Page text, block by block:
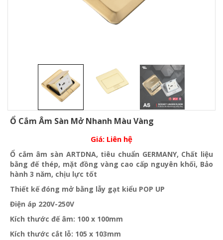
Ổ Cắm Âm Sàn Mở Nhanh Màu Vàng
Giá: Liên hệ
Ổ cắm âm sàn ARTDNA, tiêu chuẩn GERMANY, Chất liệu
bằng đế thép, mặt đồng vàng cao cấp nguyên khối, Bảo
hành 3 năm, chịu lực tốt
Thiết kế đóng mở bằng lẫy gạt kiểu POP UP
Điện áp 220V-250V
Kích thước đế âm: 100 x 100mm
Kích thước cắt lỗ: 105 x 103mm